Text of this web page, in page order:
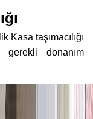
Kasa taşımacılığı
donanım